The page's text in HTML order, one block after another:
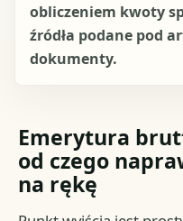
obliczeniem kwoty
źródła podane pod
dokumenty.
Emerytura
od czego
na rękę